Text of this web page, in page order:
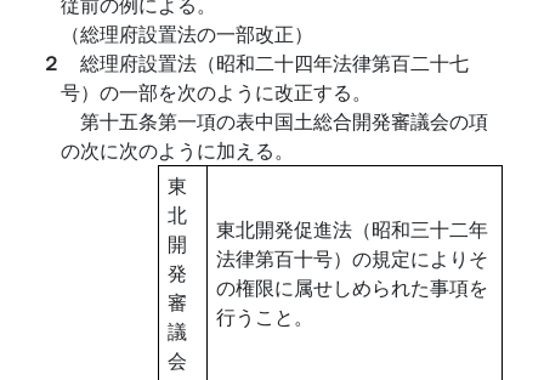
（総理府設置法の一部改正）
２ 総理府設置法（昭和二十四年法律第百二十七
号）の一部を次のように改正する。
第十五条第一項の表中国土総合開発審議会の項
の次に次のように加える。
東
北
開
発
審
議
会
東北開発促進法（昭和三十二年
法律第百十号）の規定によりそ
の権限に属せしめられた事項を
行うこと。